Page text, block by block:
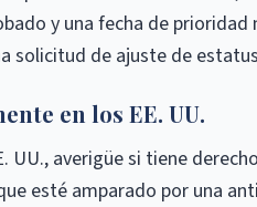
y una fecha de
solicitud de ajuste de
en los EE. UU.
UU., averigüe si tiene
esté amparado por una